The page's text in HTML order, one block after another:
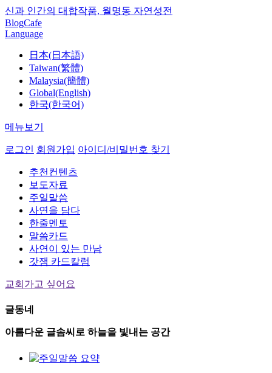
신과 인간의 대합작품, 월명동 자연성전
BlogCafe
Language
日本(日本語)
Taiwan(繁體)
Malaysia(簡體)
Global(English)
한국(한국어)
메뉴보기
로그인 회원가입 아이디/비밀번호 찾기
추천컨텐츠
보도자료
주일말씀
사연을 담다
한줄멘토
말씀카드
사연이 있는 만남
갓잼 카드칼럼
교회가고 싶어요
글동네
아름다운 글솜씨로 하늘을 빛내는 공간